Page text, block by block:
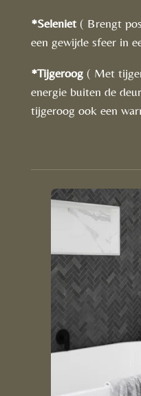
*Seleniet( Brengt
een gewijde sfeer in
*Tijgeroog( Met
energie buiten de
tijgeroog ook een